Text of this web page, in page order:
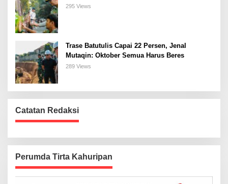
295 Views
Trase Batutulis Capai 22 Persen, Jenal
Mutaqin: Oktober Semua Harus Beres
289 Views
Catatan Redaksi
Perumda Tirta Kahuripan